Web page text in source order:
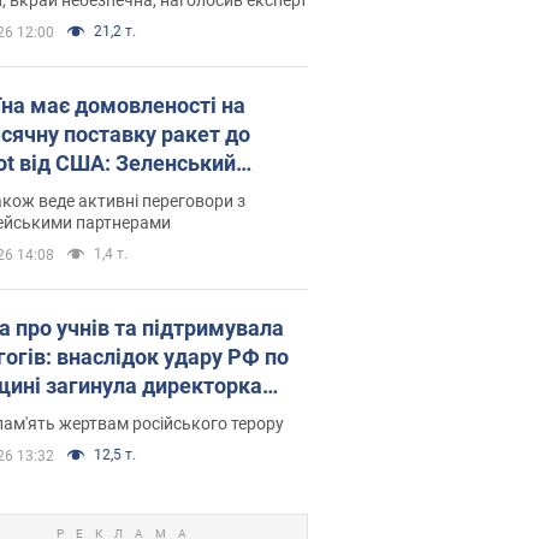
12:00 21,2 т.
має домовленості на
поставку ракет до
від США: Зеленський
подробиці
веде активні переговори з
партнерами
14:08 1,4 т.
про учнів та підтримувала
внаслідок удару РФ по
загинула директорка
ліцею, її чоловік та онук
жертвам російського терору
13:32 12,5 т.